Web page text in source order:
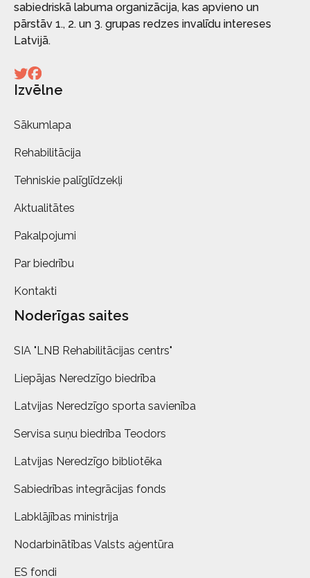
sabiedriskā labuma organizācija, kas apvieno un
pārstāv 1., 2. un 3. grupas redzes invalīdu intereses
Latvijā.
Izvēlne
Sākumlapa
Rehabilitācija
Tehniskie palīglīdzekļi
Aktualitātes
Pakalpojumi
Par biedrību
Kontakti
Noderīgas saites
SIA "LNB Rehabilitācijas centrs"
Liepājas Neredzīgo biedrība
Latvijas Neredzīgo sporta savienība
Servisa suņu biedrība Teodors
Latvijas Neredzīgo bibliotēka
Sabiedrības integrācijas fonds
Labklājības ministrija
Nodarbinātības Valsts aģentūra
ES fondi